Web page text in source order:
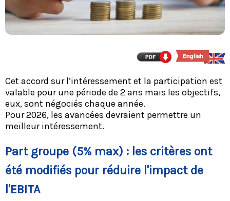
Cet accord sur l’intéressement et la participation est
valable pour une période de 2 ans mais les objectifs,
eux, sont négociés chaque année.
Pour 2026, les avancées devraient permettre un
meilleur intéressement.
Part groupe (5% max) : les critères ont
été modifiés pour réduire l'impact de
l'EBITA